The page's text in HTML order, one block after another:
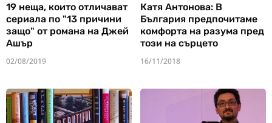
19 неща, които отличават
сериала по "13 причини
защо" от романа на Джей
Ашър
02/08/2019
Катя Антонова: В
България предпочитаме
комфорта на разума пред
този на сърцето
16/11/2018